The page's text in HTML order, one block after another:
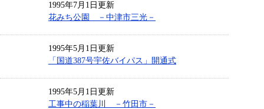
1995年7月1日更新
花みち公園 －中津市三光－
1995年5月1日更新
「国道387号宇佐バイパス」開通式
1995年5月1日更新
工事中の稲葉川 －竹田市－